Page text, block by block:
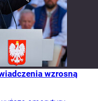
wzrosną